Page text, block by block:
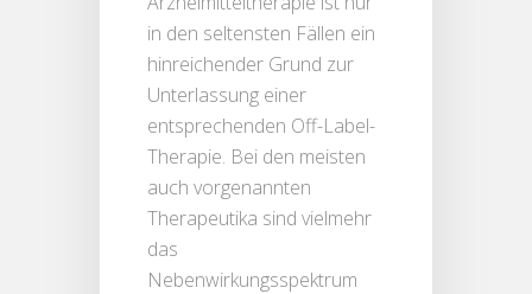
in den seltensten Fällen ein
hinreichender Grund zur
Unterlassung einer
entsprechenden Off-Label-
Therapie. Bei den meisten
auch vorgenannten
Therapeutika sind vielmehr
das
Nebenwirkungsspektrum